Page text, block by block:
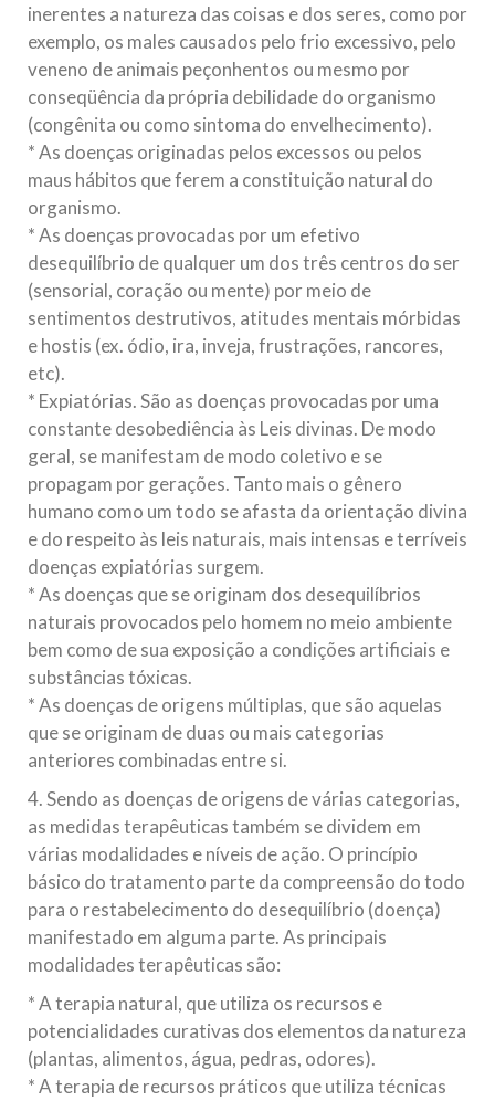
inerentes a natureza das coisas e dos seres, como por
exemplo, os males causados pelo frio excessivo, pelo
veneno de animais peçonhentos ou mesmo por
conseqüência da própria debilidade do organismo
(congênita ou como sintoma do envelhecimento).
* As doenças originadas pelos excessos ou pelos
maus hábitos que ferem a constituição natural do
organismo.
* As doenças provocadas por um efetivo
desequilíbrio de qualquer um dos três centros do ser
(sensorial, coração ou mente) por meio de
sentimentos destrutivos, atitudes mentais mórbidas
e hostis (ex. ódio, ira, inveja, frustrações, rancores,
etc).
* Expiatórias. São as doenças provocadas por uma
constante desobediência às Leis divinas. De modo
geral, se manifestam de modo coletivo e se
propagam por gerações. Tanto mais o gênero
humano como um todo se afasta da orientação divina
e do respeito às leis naturais, mais intensas e terríveis
doenças expiatórias surgem.
* As doenças que se originam dos desequilíbrios
naturais provocados pelo homem no meio ambiente
bem como de sua exposição a condições artificiais e
substâncias tóxicas.
* As doenças de origens múltiplas, que são aquelas
que se originam de duas ou mais categorias
anteriores combinadas entre si.
4. Sendo as doenças de origens de várias categorias,
as medidas terapêuticas também se dividem em
várias modalidades e níveis de ação. O princípio
básico do tratamento parte da compreensão do todo
para o restabelecimento do desequilíbrio (doença)
manifestado em alguma parte. As principais
modalidades terapêuticas são:
* A terapia natural, que utiliza os recursos e
potencialidades curativas dos elementos da natureza
(plantas, alimentos, água, pedras, odores).
* A terapia de recursos práticos que utiliza técnicas